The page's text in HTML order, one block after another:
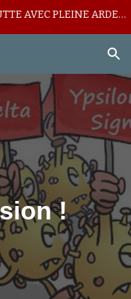
" NUL, EN SON FOR INTÉRIEUR, NE LUTTE AVEC PLEINE ARDEUR CONTRE SON LICITE MUR DE DÉFIANCE ! "
!